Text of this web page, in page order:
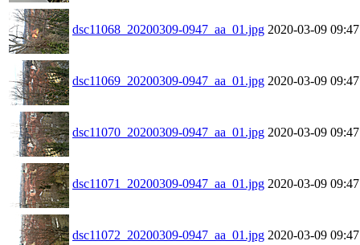
dsc11068_20200309-0947_aa_01.jpg 2020-03-09 09:47
dsc11069_20200309-0947_aa_01.jpg 2020-03-09 09:47
dsc11070_20200309-0947_aa_01.jpg 2020-03-09 09:47
dsc11071_20200309-0947_aa_01.jpg 2020-03-09 09:47
dsc11072_20200309-0947_aa_01.jpg 2020-03-09 09:47